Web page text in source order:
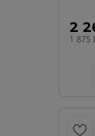
2
1 875